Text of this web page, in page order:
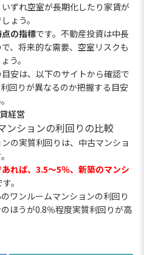
ずれ空室が長期化したり家賃が
ょう。
の指標です。不動産投資は中長
、将来的な需要、空室リスクも
う。
安は、以下のサイトから確認で
回りが異なるのか把握する目安
経営
ンションの利回りの比較
の実質利回りは、中古マンショ
れば、3.5～5％、新築のマンシ
。
ワンルームマンションの利回り
ほうが0.8％程度実質利回りが高